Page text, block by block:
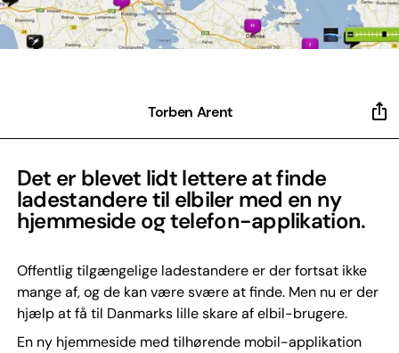
Torben Arent
Det er blevet lidt lettere at finde
ladestandere til elbiler med en ny
hjemmeside og telefon-applikation.
Offentlig tilgængelige ladestandere er der fortsat ikke
mange af, og de kan være svære at finde. Men nu er der
hjælp at få til Danmarks lille skare af elbil-brugere.
En ny hjemmeside med tilhørende mobil-applikation